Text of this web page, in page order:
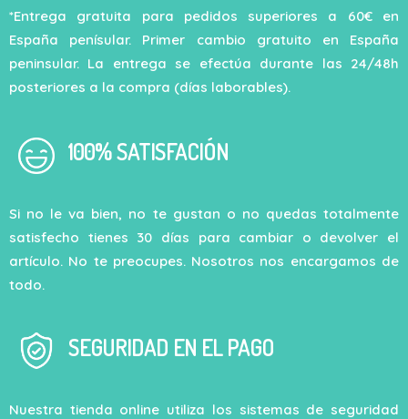
*Entrega gratuita para pedidos superiores a 60€ en
España penísular. Primer cambio gratuito en España
peninsular. La entrega se efectúa durante las 24/48h
posteriores a la compra (días laborables).
100% SATISFACIÓN
Si no le va bien, no te gustan o no quedas totalmente
satisfecho tienes 30 días para cambiar o devolver el
artículo. No te preocupes. Nosotros nos encargamos de
todo.
SEGURIDAD EN EL PAGO
Nuestra tienda online utiliza los sistemas de seguridad